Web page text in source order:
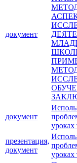
документ
документ
уроках
презентация,
документ
уроках